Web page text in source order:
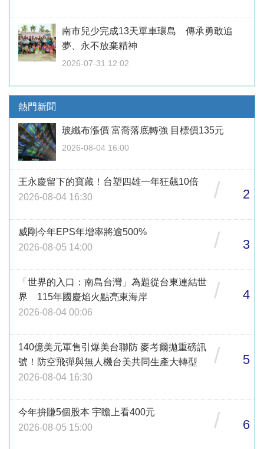
南市兒少完成13天單車環島 傳承勇敢追
夢、永不放棄精神
2026-07-31 12:02
熱門新聞
玻纖布漲價 富喬落底轉強 目標價135元
2026-08-04 16:00
王永慶留下的寶藏！台塑四雄一年狂飆10倍
2026-08-04 16:30
/ 2
威剛今年EPS年增率將逾500%
2026-08-05 14:00
/ 3
「世界的入口：南島台灣」為題從台東連結世
界 115年國慶焰火點亮東海岸
2026-08-04 00:06
/ 4
140億美元軍售引爆美台聯防 麥考爾拋重磅訊
號！防空飛彈與無人機台美共同生產大轉型
2026-08-04 16:30
/ 5
今年拚賺5個股本 宇瞻上看400元
2026-08-05 15:00
/ 6